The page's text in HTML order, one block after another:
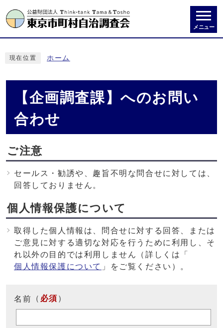
メニュー
現在位置 ホーム
【企画調査課】へのお問い
合わせ
ご注意
セールス・勧誘や、趣旨不明な問合せに対しては、
回答しておりません。
個人情報保護について
取得した個人情報は、問合せに対する回答、または
ご意見に対する適切な対応を行うために利用し、そ
れ以外の目的では利用しません（詳しくは「
個人情報保護について 」をご覧ください）。
名前 （ 必須 ）